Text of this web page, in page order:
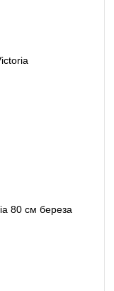
80 см береза